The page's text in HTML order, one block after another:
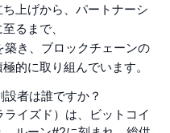
上げから、パートナーシ
るまで、
築き、ブロックチェーンの
的に取り組んでいます。
者は誰ですか？
イズド）は、ビットコイ